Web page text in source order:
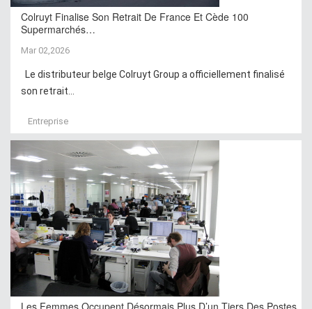
Colruyt Finalise Son Retrait De France Et Cède 100
Supermarchés…
Mar 02,2026
Le distributeur belge Colruyt Group a officiellement finalisé
son retrait...
Entreprise
Les Femmes Occupent Désormais Plus D’un Tiers Des Postes